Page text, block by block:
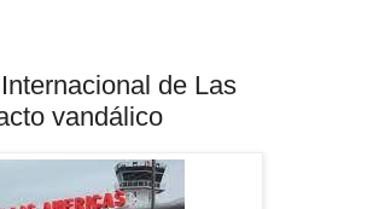
de Las
vandálico